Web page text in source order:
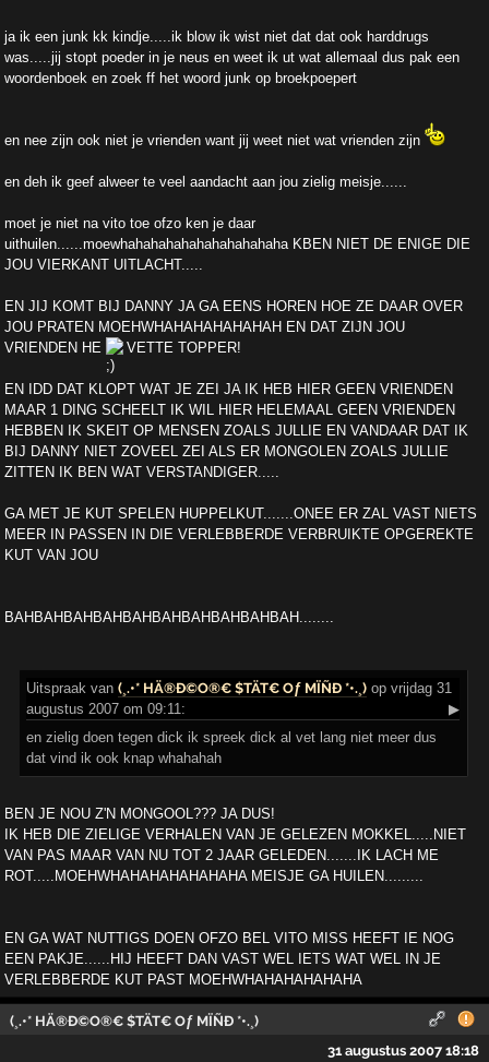
ja ik een junk kk kindje.....ik blow ik wist niet dat dat ook harddrugs
was.....jij stopt poeder in je neus en weet ik ut wat allemaal dus pak een
woordenboek en zoek ff het woord junk op broekpoepert
en nee zijn ook niet je vrienden want jij weet niet wat vrienden zijn
en deh ik geef alweer te veel aandacht aan jou zielig meisje......
moet je niet na vito toe ofzo ken je daar
uithuilen......moewhahahahahahahahahahaha KBEN NIET DE ENIGE DIE
JOU VIERKANT UITLACHT.....
EN JIJ KOMT BIJ DANNY JA GA EENS HOREN HOE ZE DAAR OVER
JOU PRATEN MOEHWHAHAHAHAHAHAH EN DAT ZIJN JOU
VRIENDEN HE
VETTE TOPPER!
EN IDD DAT KLOPT WAT JE ZEI JA IK HEB HIER GEEN VRIENDEN
MAAR 1 DING SCHEELT IK WIL HIER HELEMAAL GEEN VRIENDEN
HEBBEN IK SKEIT OP MENSEN ZOALS JULLIE EN VANDAAR DAT IK
BIJ DANNY NIET ZOVEEL ZEI ALS ER MONGOLEN ZOALS JULLIE
ZITTEN IK BEN WAT VERSTANDIGER.....
GA MET JE KUT SPELEN HUPPELKUT.......ONEE ER ZAL VAST NIETS
MEER IN PASSEN IN DIE VERLEBBERDE VERBRUIKTE OPGEREKTE
KUT VAN JOU
BAHBAHBAHBAHBAHBAHBAHBAHBAHBAH........
Uitspraak van(¸.•* HÄ®Ð©O®€ $TÄT€ Oƒ MÏÑÐ *•.¸) op vrijdag 31
augustus 2007 om 09:11:
▶
en zielig doen tegen dick ik spreek dick al vet lang niet meer dus
dat vind ik ook knap whahahah
BEN JE NOU Z'N MONGOOL??? JA DUS!
IK HEB DIE ZIELIGE VERHALEN VAN JE GELEZEN MOKKEL.....NIET
VAN PAS MAAR VAN NU TOT 2 JAAR GELEDEN.......IK LACH ME
ROT.....MOEHWHAHAHAHAHAHAHA MEISJE GA HUILEN.........
EN GA WAT NUTTIGS DOEN OFZO BEL VITO MISS HEEFT IE NOG
EEN PAKJE......HIJ HEEFT DAN VAST WEL IETS WAT WEL IN JE
VERLEBBERDE KUT PAST MOEHWHAHAHAHAHAHA
(¸.•* HÄ®Ð©O®€ $TÄT€ Oƒ MÏÑÐ *•.¸)
31 augustus 2007 18:18